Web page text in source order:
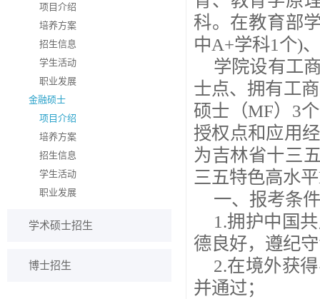
项目介绍
培养方案
招生信息
学生活动
职业发展
金融硕士
项目介绍
培养方案
招生信息
学生活动
职业发展
学术硕士招生
博士招生
科。在教育部
中A+学科1个)
学院设有工
士点、拥有工
硕士（MF）3
授权点和应用
为吉林省十三
三五特色高水
一、报考条件
1.拥护中国
德良好，遵纪
2.在境外获
并通过；